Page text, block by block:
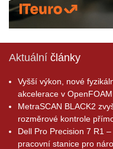
Aktuální články
Vyšší výkon, nové
akcelerace v
MetraSCAN BLACK2
rozměrové kontrole
Dell Pro Precision 7 R1
pracovní stanice pro